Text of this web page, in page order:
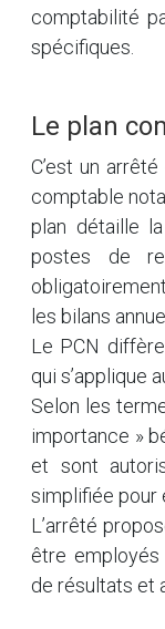
comptabilité
spécifiques.
Le plan
C’est un
comptable
plan détaille
postes de
les bilans
Le PCN
qui s’applique
Selon les
importance »
et sont
simplifiée pour
L’arrêté
être
de résultats et